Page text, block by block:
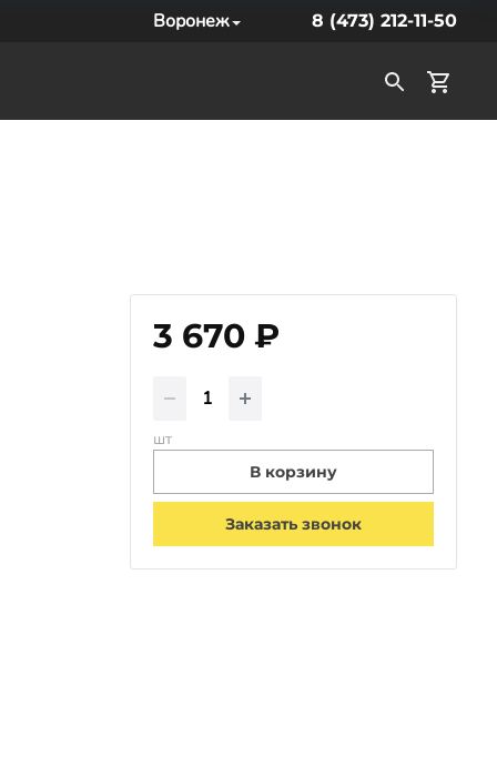
Воронеж 8 (473) 212-11-50
3 670 ₽
шт
В корзину
Заказать звонок